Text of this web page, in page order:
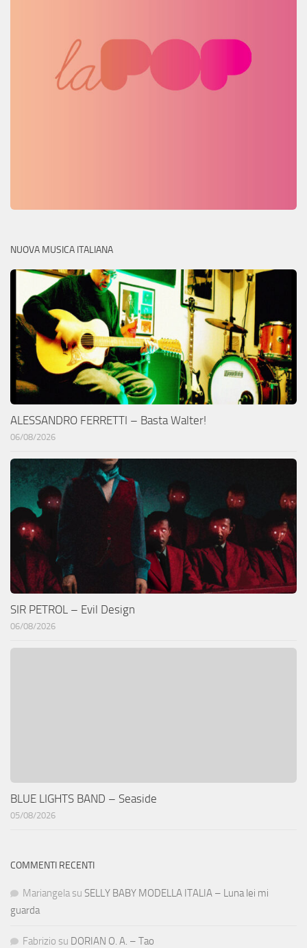
NUOVA MUSICA ITALIANA
ALESSANDRO FERRETTI – Basta Walter!
06/08/2026
SIR PETROL – Evil Design
06/08/2026
BLUE LIGHTS BAND – Seaside
05/08/2026
COMMENTI RECENTI
Mariangela su SELLY BABY MODELLA ITALIA – Luna lei mi
guarda
Fabrizio su DORIAN O. A. – Tao